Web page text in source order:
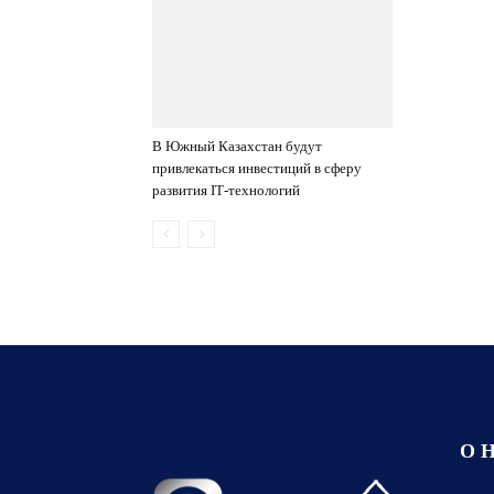
В Южный Казахстан будут
привлекаться инвестиций в сферу
развития ІТ-технологий
О